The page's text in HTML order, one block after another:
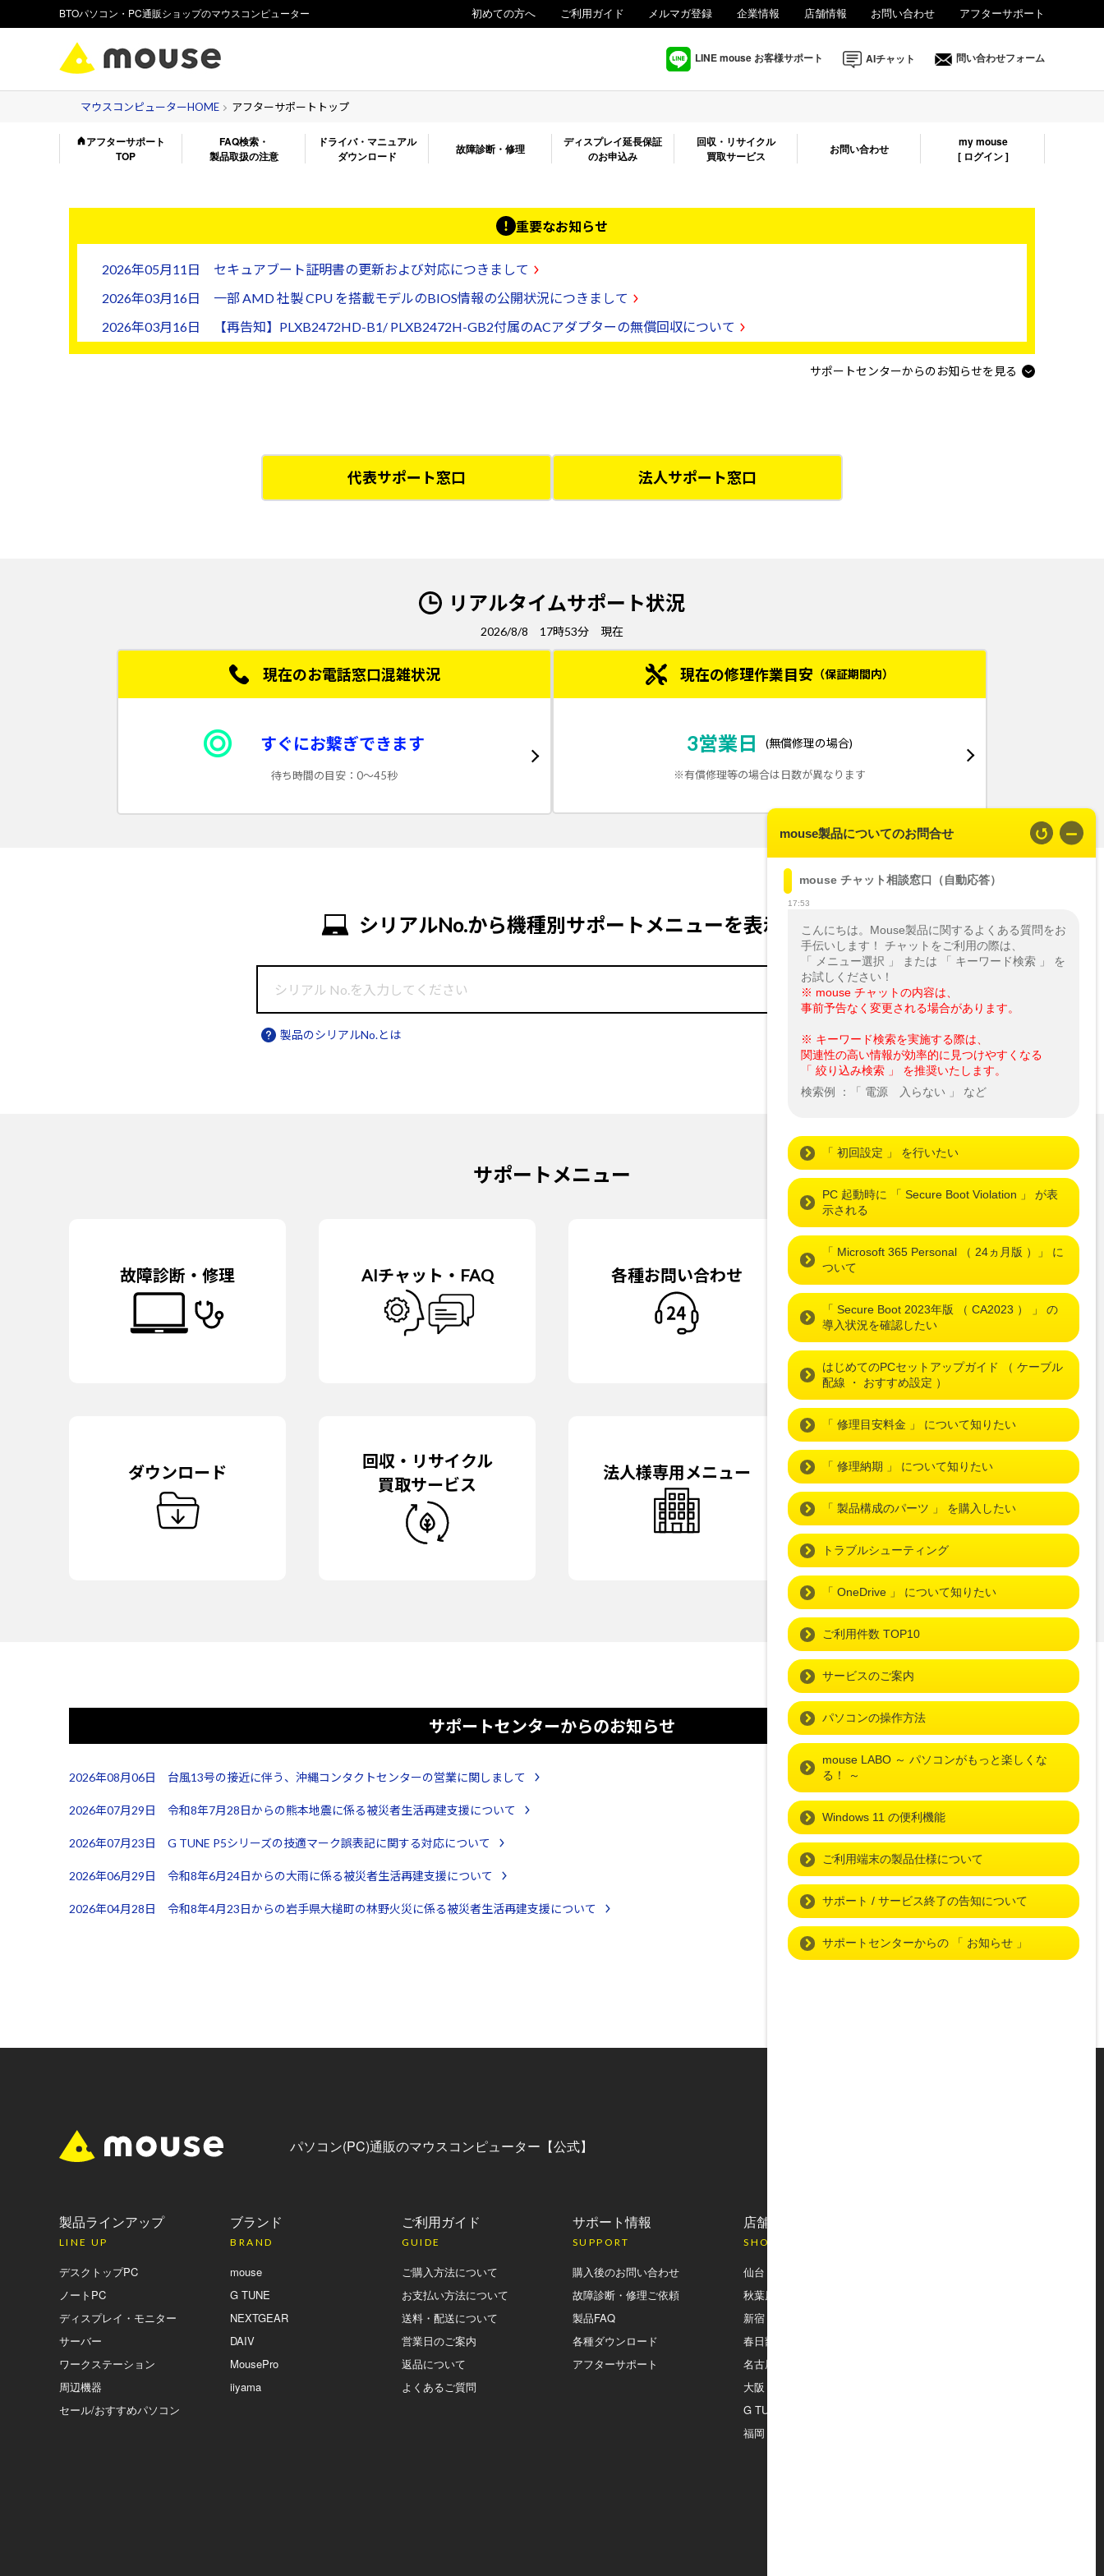
BTOパソコン・PC通販ショップのマウスコンピューター 初めての方へ ご利用ガイド メルマガ登録 企業情報 店舗情報 お問い合わせ
アフターサポート
法人様向け
LINE mouse お客様サポート AIチャット 問い合わせフォーム
マウスコンピューターHOME アフターサポートトップ
アフターサポート
TOP
FAQ検索・
製品取扱の注意
ドライバ・マニュアル
ダウンロード
故障診断・修理
ディスプレイ延長保証
のお申込み
回収・リサイクル
買取サービス
お問い合わせ
my mouse
[ ログイン ]
重要なお知らせ
2026年05月11日 セキュアブート証明書の更新および対応につきまして
2026年03月16日 一部 AMD 社製 CPU を搭載モデルのBIOS情報の公開状況につきまして
2026年03月16日 【再告知】PLXB2472HD-B1/ PLXB2472H-GB2付属のACアダプターの無償回収について
2026年01月19日 【重要】修理料金改定のご案内
2024年08月22日 AC アダプタの品質に関する重要なお知らせ
2024年05月08日 Windows 11 22H2で出荷した製品の一部で初回設定時にBSOD(critical process died)が発生しOSが起動しなくなる件に関して
2022年10月12日 mouse B5-R5/R7シリーズにおけるWindows 11(Ver：22H2）でのOS起動不良に関しまして
2022年08月05日 音声翻訳機 TL01をご利用のお客様へ
2022年07月05日 mouse スマートホームの製品サポート終了のご案内
2022年02月10日 「mouse B5-i5TGLASW11シリーズ他」をご利用のお客様へ大切なお知らせ
2022年01月17日 PLXB2472HD-B1/ PLXB2472H-GB2付属のACアダプターの無償回収について
2021年07月06日 「不正アクセスによるメールアドレス流出に関するお詫びとお知らせ
2019年12月09日 「LB-B500シリーズ他」をご使用のお客様へ「バッテリーパック無償交換・回収」のお知らせ
2019年03月25日 『DAIV-DGZ530S4-M2SH2』 の仕様詳細ページにおける「キーボード」/「マウス」誤表記について
2018年10月11日 Enhance 1200W 電源ユニット搭載製品をご利用中のお客様へ大切なお知らせ
2018年05月21日 Z370チップセット搭載製品をご利用中のお客様へ大切なお知らせ
2017年03月21日 MPro-NB570シリーズ他 一部製品をご使用のお客様へ大切なお知らせ <b>3月 21日更新</b>
サポートセンターからのお知らせを見る
代表サポート窓口 法人サポート窓口
リアルタイムサポート状況
2026/8/8 17時53分 現在
現在のお電話窓口混雑状況
すぐにお繋ぎできます
待ち時間の目安：0～45秒
現在の修理作業目安 （保証期間内）
3営業日 (無償修理の場合)
※有償修理等の場合は日数が異なります
シリアルNo.から機種別サポートメニューを表示
製品のシリアルNo.とは
サポートメニュー
故障診断・修理 AIチャット・FAQ 各種お問い合わせ
ダウンロード
回収・リサイクル
買取サービス
法人様専用メニュー 他社・連携サポート
サポートセンターからのお知らせ
2026年08月06日 台風13号の接近に伴う、沖縄コンタクトセンターの営業に関しまして
2026年07月29日 令和8年7月28日からの熊本地震に係る被災者生活再建支援について
2026年07月23日 G TUNE P5シリーズの技適マーク誤表記に関する対応について
2026年06月29日 令和8年6月24日からの大雨に係る被災者生活再建支援について
2026年04月28日 令和8年4月23日からの岩手県大槌町の林野火災に係る被災者生活再建支援について
お知らせ一覧を見る
パソコン(PC)通販のマウスコンピューター【公式】
製品ラインアップ
LINE UP
デスクトップPC
ノートPC
ディスプレイ・モニター
サーバー
ワークステーション
周辺機器
セール/おすすめパソコン
ブランド
BRAND
mouse
G TUNE
NEXTGEAR
DAIV
MousePro
iiyama
ご利用ガイド
GUIDE
ご購入方法について
お支払い方法について
送料・配送について
営業日のご案内
返品について
よくあるご質問
サポート情報
SUPPORT
購入後のお問い合わせ
故障診断・修理ご依頼
製品FAQ
各種ダウンロード
アフターサポート
店舗情報
SHOP
仙台
秋葉原
新宿
春日部
名古屋
大阪
G TUNE:Garage 大阪
福岡
mouse製品についてのお問合せ
mouse チャット相談窓口（自動応答）
17:53
こんにちは。Mouse製品に関するよくある質問をお
手伝いします！ チャットをご利用の際は、
「 メニュー選択 」 または 「 キーワード検索 」 を
※ mouse チャットの内容は、
事前予告なく変更される場合があります。
※ キーワード検索を実施する際は、
関連性の高い情報が効率的に見つけやすくなる
「 絞り込み検索 」 を推奨いたします。
検索例 ：「 電源　入らない 」 など
「 初回設定 」 を行いたい
PC 起動時に 「 Secure Boot Violation 」 が表
示される
「 Microsoft 365 Personal （ 24ヵ月版 ）」 に
ついて
「 Secure Boot 2023年版 （ CA2023 ） 」 の
導入状況を確認したい
はじめてのPCセットアップガイド （ ケーブル
配線 ・ おすすめ設定 ）
「 修理目安料金 」 について知りたい
「 修理納期 」 について知りたい
「 製品構成のパーツ 」 を購入したい
トラブルシューティング
「 OneDrive 」 について知りたい
ご利用件数 TOP10
サービスのご案内
パソコンの操作方法
mouse LABO ～ パソコンがもっと楽しくな
る！ ～
Windows 11 の便利機能
ご利用端末の製品仕様について
サポート / サービス終了の告知について
サポートセンターからの 「 お知らせ 」